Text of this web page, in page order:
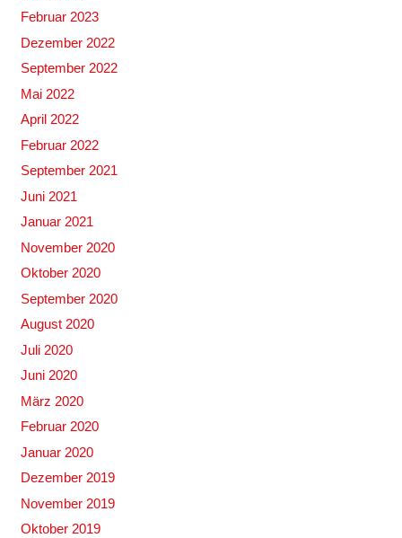
Februar 2023
Dezember 2022
September 2022
Mai 2022
April 2022
Februar 2022
September 2021
Juni 2021
Januar 2021
November 2020
Oktober 2020
September 2020
August 2020
Juli 2020
Juni 2020
März 2020
Februar 2020
Januar 2020
Dezember 2019
November 2019
Oktober 2019